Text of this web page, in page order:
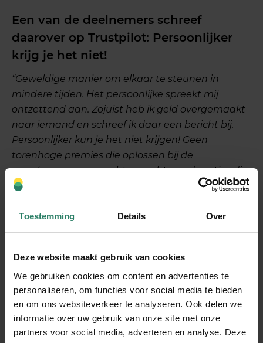
Toestemming Details Over
Deze website maakt gebruik van cookies
We gebruiken cookies om content en advertenties te
personaliseren, om functies voor social media te bieden
en om ons websiteverkeer te analyseren. Ook delen we
informatie over uw gebruik van onze site met onze
partners voor social media, adverteren en analyse. Deze
Een van de deelnemers schreef
daarover op Trustpilot: Persoonlijker
krijg je het niet!
“Geweldige manier om elkaar te steunen in
mindere tijden. Het persoonlijke spreekt mij
ontzettend aan. Zojuist heb ik geld overgemaakt
naar iemand en schreef ik daar een bericht bij.
Persoonlijker kun je het niet krijgen! Geen
torenhoge premies die oplossen bij de
verzekeraar, maar rechtoe-rechtaan donaties die
precies dáár terechtkomen waar ze horen. Ik ben
fan!”
scoren we hoog: 4,7 sterren van de 5
” Ik hoef even geen donaties, ik
wil niet teren op al die
ondernemers die het nu zwaar
hebben..”